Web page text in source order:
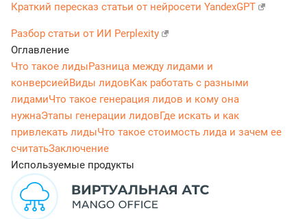
Краткий пересказ статьи от нейросети YandexGPT
Разбор статьи от ИИ Perplexity
Оглавление
Что такое лидыРазница между лидами и
конверсиейВиды лидовКак работать с разными
лидамиЧто такое генерация лидов и кому она
нужнаЭтапы генерации лидовГде искать и как
привлекать лидыЧто такое стоимость лида и зачем ее
считатьЗаключение
Используемые продукты